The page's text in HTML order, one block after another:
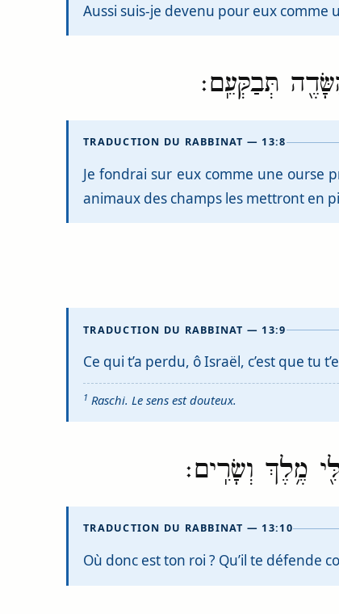
Aussi suis-je devenu pour eux
תְּבַקְּעֵֽם׃
TRADUCTION DU RABBINAT — 13:8
Je fondrai sur eux comme une ourse
animaux des champs les mettront en
TRADUCTION DU RABBINAT — 13:9
Ce qui t’a perdu, ô Israël, c’est que tu
1 Raschi. Le sens est douteux.
מֶ֥לֶךְ וְשָׂרִֽים׃
TRADUCTION DU RABBINAT — 13:10
Où donc est ton roi ? Qu’il te défende